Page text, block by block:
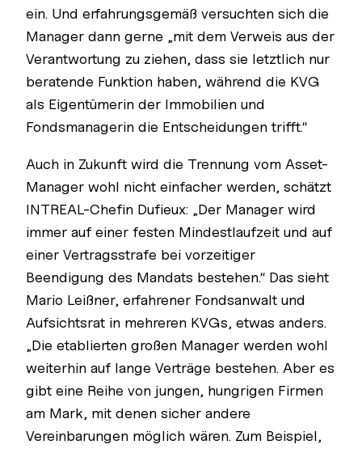
ein. Und erfahrungsgemäß versuchten sich die
Manager dann gerne „mit dem Verweis aus der
Verantwortung zu ziehen, dass sie letztlich nur
beratende Funktion haben, während die KVG
als Eigentümerin der Immobilien und
Fondsmanagerin die Entscheidungen trifft.“
Auch in Zukunft wird die Trennung vom Asset-
Manager wohl nicht einfacher werden, schätzt
INTREAL-Chefin Dufieux: „Der Manager wird
immer auf einer festen Mindestlaufzeit und auf
einer Vertragsstrafe bei vorzeitiger
Beendigung des Mandats bestehen.“ Das sieht
Mario Leißner, erfahrener Fondsanwalt und
Aufsichtsrat in mehreren KVGs, etwas anders.
„Die etablierten großen Manager werden wohl
weiterhin auf lange Verträge bestehen. Aber es
gibt eine Reihe von jungen, hungrigen Firmen
am Mark, mit denen sicher andere
Vereinbarungen möglich wären. Zum Beispiel,